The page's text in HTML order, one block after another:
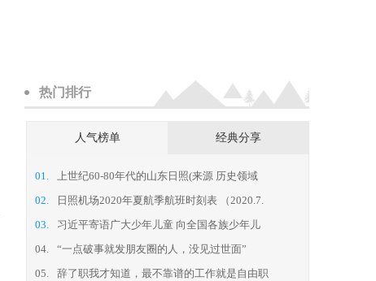
热门排行
人气榜单 经典分享
01.
上世纪60-80年代的山东日照(来源 历史领域
02.
日照机场2020年夏航季航班时刻表 （2020.7.
03.
习近平寄语广大少年儿童 向全国各族少年儿
04.
“一点破事就发朋友圈的人，没见过世面”
05.
辞了职我才知道，最不靠谱的工作就是自由职